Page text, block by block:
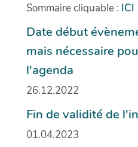
Sommaire cliquable : ICI
Date début
mais nécessaire
l'agenda
26.12.2022
Fin de validité de
01.04.2023